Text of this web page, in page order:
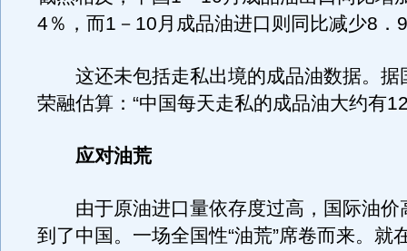
4％，而1－10月成品油进口则同比减少8．
这还未包括走私出境的成品油数据。据
荣融估算：“中国每天走私的成品油大约有
应对油荒
由于原油进口量依存度过高，国际油价
到了中国。一场全国性“油荒”席卷而来。就